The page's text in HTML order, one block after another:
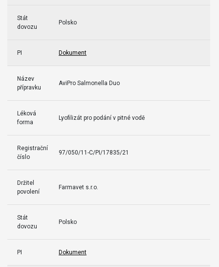
Stát
dovozu
Polsko
PI Dokument
Název
přípravku
AviPro Salmonella Duo
Léková
forma
Lyofilizát pro podání v pitné vodě
Registrační
číslo
97/050/11-C/PI/17835/21
Držitel
povolení
Farmavet s.r.o.
Stát
dovozu
Polsko
PI Dokument